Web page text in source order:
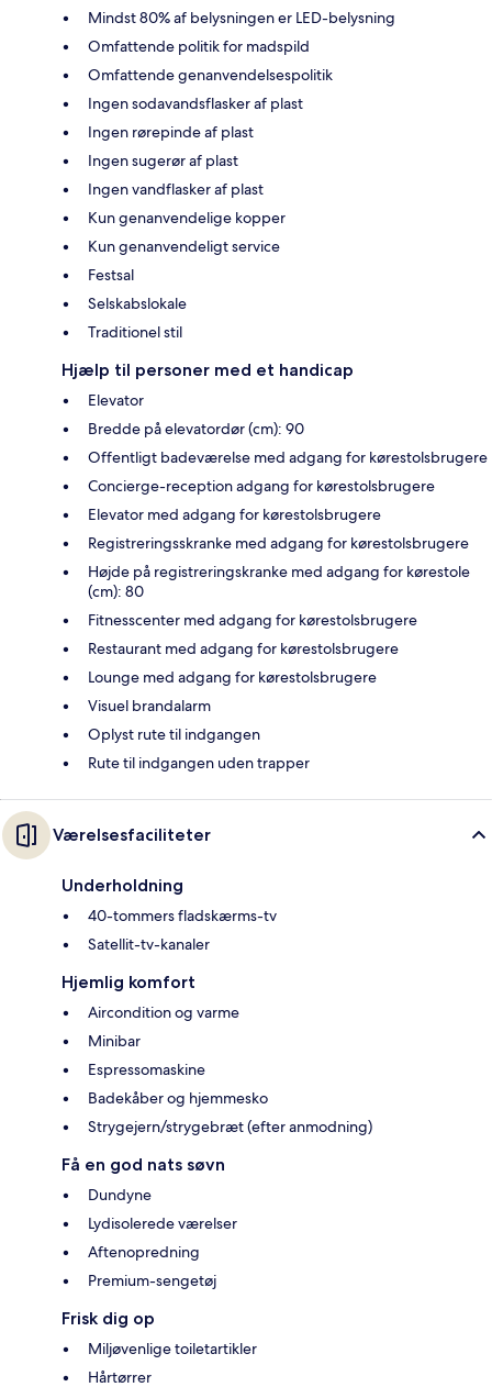
Mindst 80% af belysningen er LED-belysning
Omfattende politik for madspild
Omfattende genanvendelsespolitik
Ingen sodavandsflasker af plast
Ingen rørepinde af plast
Ingen sugerør af plast
Ingen vandflasker af plast
Kun genanvendelige kopper
Kun genanvendeligt service
Festsal
Selskabslokale
Traditionel stil
Hjælp til personer med et handicap
Elevator
Bredde på elevatordør (cm): 90
Offentligt badeværelse med adgang for kørestolsbrugere
Concierge-reception adgang for kørestolsbrugere
Elevator med adgang for kørestolsbrugere
Registreringsskranke med adgang for kørestolsbrugere
Højde på registreringskranke med adgang for kørestole
(cm): 80
Fitnesscenter med adgang for kørestolsbrugere
Restaurant med adgang for kørestolsbrugere
Lounge med adgang for kørestolsbrugere
Visuel brandalarm
Oplyst rute til indgangen
Rute til indgangen uden trapper
Værelsesfaciliteter
Underholdning
40-tommers fladskærms-tv
Satellit-tv-kanaler
Hjemlig komfort
Aircondition og varme
Minibar
Espressomaskine
Badekåber og hjemmesko
Strygejern/strygebræt (efter anmodning)
Få en god nats søvn
Dundyne
Lydisolerede værelser
Aftenopredning
Premium-sengetøj
Frisk dig op
Miljøvenlige toiletartikler
Hårtørrer